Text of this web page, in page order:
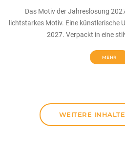
Das Motiv der Jahreslosung
lichtstarkes Motiv. Eine künstlerische
2027. Verpackt in eine
MEHR
WEITERE